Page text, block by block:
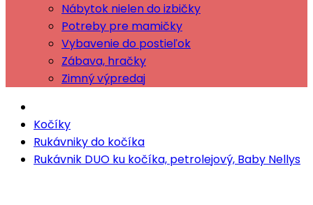
Nábytok nielen do izbičky
Potreby pre mamičky
Vybavenie do postieľok
Zábava, hračky
Zimný výpredaj
Kočíky
Rukávniky do kočíka
Rukávnik DUO ku kočíka, petrolejový, Baby Nellys